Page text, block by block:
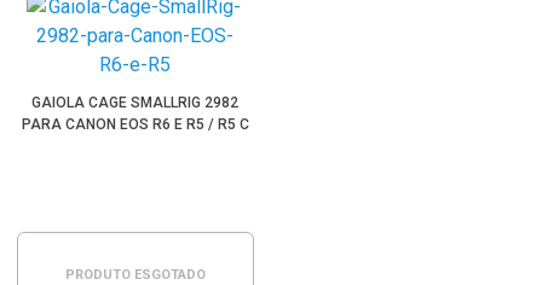
GAIOLA CAGE SMALLRIG 2982
PARA CANON EOS R6 E R5 / R5 C
PRODUTO ESGOTADO